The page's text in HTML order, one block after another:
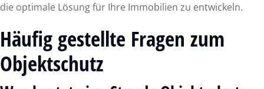
die optimale Lösung für Ihre Immobilien zu entwickeln.
Häufig gestellte Fragen zum
Objektschutz